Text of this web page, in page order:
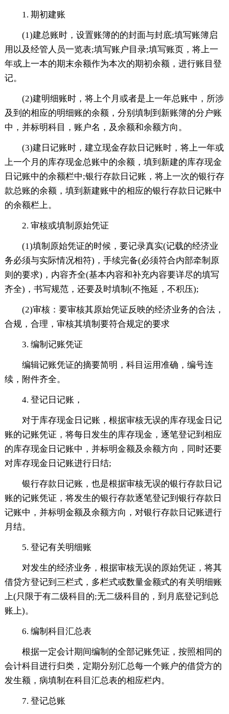
1. 期初建账
(1)建总账时，设置账簿的的封面与封底;填写账簿启
用以及经管人员一览表;填写账户目录;填写账页，将上一
年或上一本的期末余额作为本次的期初余额，进行账目登
记。
(2)建明细账时，将上个月或者是上一年总账中，所涉
及到的相应的明细账的余额，分别填制到新账簿的分户账
中，并标明科目，账户名，及余额和余额方向。
(3)建日记账时，建立现金存款日记账时，将上一年或
上一个月的库存现金总账中的余额，填到新建的库存现金
日记账中的余额栏中;银行存款日记账，将上一次的银行存
款总账的余额，填到新建账中的相应的银行存款日记账中
的余额栏上。
2. 审核或填制原始凭证
(1)填制原始凭证的时候，要记录真实(记载的经济业
务必须与实际情况相符)，手续完备(必须符合内部牵制原
则的要求)，内容齐全(基本内容和补充内容要详尽的填写
齐全)，书写规范，还要及时填制(不拖延，不积压);
(2)审核：要审核其原始凭证反映的经济业务的合法，
合规，合理，审核其填制要符合规定的要求
3. 编制记账凭证
编辑记账凭证的摘要简明，科目运用准确，编号连
续，附件齐全。
4. 登记日记账，
对于库存现金日记账，根据审核无误的库存现金日记
账的记账凭证，将每日发生的库存现金，逐笔登记到相应
的库存现金日记账中，并标明金额及余额方向，同时还要
对库存现金日记账进行日结;
银行存款日记账，也是根据审核无误的银行存款日记
账的记账凭证，将发生的银行存款逐笔登记到银行存款日
记账中，并标明金额及余额方向，对银行存款日记账进行
月结。
5. 登记有关明细账
对发生的经济业务，根据审核无误的原始凭证，将其
借贷方登记到三栏式，多栏式或数量金额式的有关明细账
上(只限于有二级科目的;无二级科目的，到月底登记到总
账上)。
6. 编制科目汇总表
根据一定会计期间编制的全部记账凭证，按照相同的
会计科目进行归类，定期分别汇总每一个账户的借贷方的
发生额，病填制在科目汇总表的相应栏内。
7. 登记总账